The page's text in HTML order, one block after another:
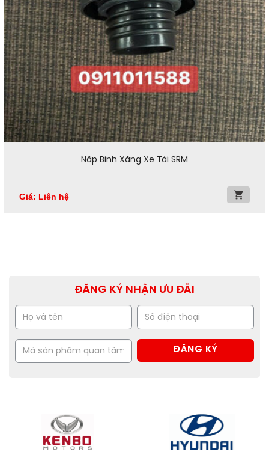
Nắp Bình Xăng Xe Tải SRM
Giá: Liên hệ
ĐĂNG KÝ NHẬN ƯU ĐÃI